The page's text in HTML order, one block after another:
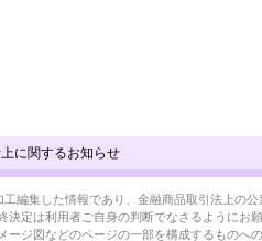
に関するお知らせ
編集した情報であり、金融商品取引法上の公
定は利用者ご自身の判断でなさるようにお
ジ図などのページの一部を構成するものへ